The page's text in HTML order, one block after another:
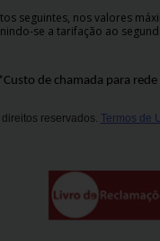
seguintes, nos valores
se a tarifação ao
de chamada para
reservados. Termos de